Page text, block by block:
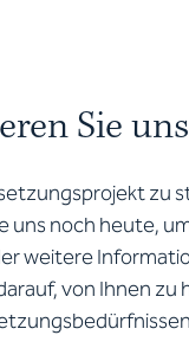
Sie
zu
uns noch heute,
weitere
von Ihnen zu